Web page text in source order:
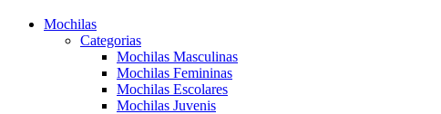
Mochilas
Categorias
Mochilas Masculinas
Mochilas Femininas
Mochilas Escolares
Mochilas Juvenis